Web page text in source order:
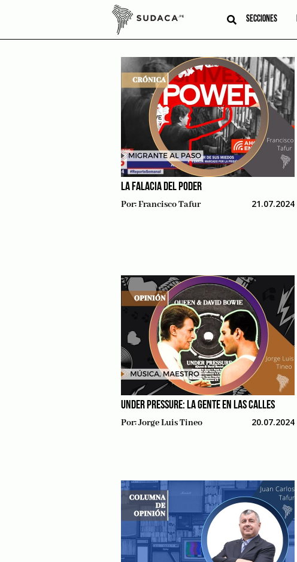
SECCIONES
LA FALACIA DEL PODER
Por:Francisco Tafur 21.07.2024
UNDER PRESSURE: LA GENTE EN LAS CALLES
Por:Jorge Luis Tineo 20.07.2024